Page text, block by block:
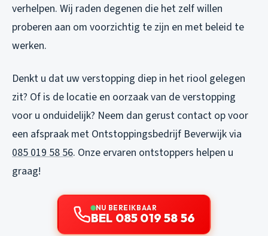
verhelpen. Wij raden degenen die het zelf willen
proberen aan om voorzichtig te zijn en met beleid te
werken.
Denkt u dat uw verstopping diep in het riool gelegen
zit? Of is de locatie en oorzaak van de verstopping
voor u onduidelijk? Neem dan gerust contact op voor
een afspraak met Ontstoppingsbedrijf Beverwijk via
085 019 58 56. Onze ervaren ontstoppers helpen u
graag!
NU BEREIKBAAR
BEL 085 019 58 56